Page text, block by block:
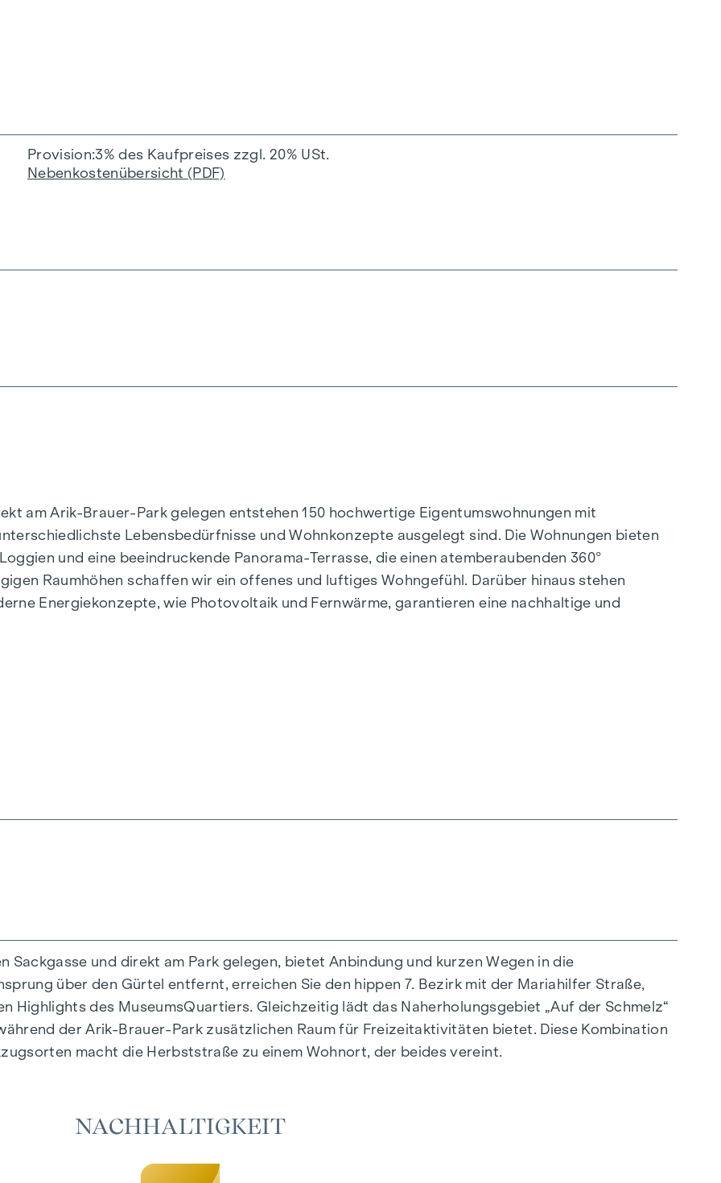
Provision 3% des Kaufpreises zzgl. 20% USt.
Nebenkostenübersicht (PDF)
am Arik-Brauer-Park gelegen entstehen 150 hochwertige Eigentumswohnungen mit
Lebensbedürfnisse und Wohnkonzepte ausgelegt sind. Die Wohnungen bieten
und eine beeindruckende Panorama-Terrasse, die einen atemberaubenden 360°
Raumhöhen schaffen wir ein offenes und luftiges Wohngefühl. Darüber hinaus stehen
Energiekonzepte, wie Photovoltaik und Fernwärme, garantieren eine nachhaltige und
Wohngefühl, das Design und Geborgenheit auf außergewöhnliche Weise vereint. Die
ausgewählte Materialien, die zeitlose Eleganz ausstrahlen – ideal auf ein stilvolles, modernes
Fußbodenheizung sorgen in den Wohnräumen für natürliche Behaglichkeit. Für zusätzlichen
Sackgasse und direkt am Park gelegen, bietet Anbindung und kurzen Wegen in die
über den Gürtel entfernt, erreichen Sie den hippen 7. Bezirk mit der Mariahilfer Straße,
Highlights des MuseumsQuartiers. Gleichzeitig lädt das Naherholungsgebiet „Auf der Schmelz“
der Arik-Brauer-Park zusätzlichen Raum für Freizeitaktivitäten bietet. Diese Kombination
macht die Herbststraße zu einem Wohnort, der beides vereint.
NACHHALTIGKEIT